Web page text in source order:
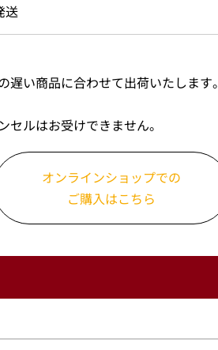
送
い商品に合わせて出荷いたします。
ルはお受けできません。
オンラインショップでの
ご購入はこちら